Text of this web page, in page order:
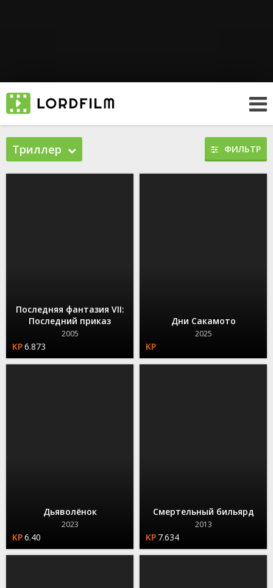
Триллер ФИЛЬТР
Последняя фантазия VII:
Последний приказ
2005
6.873
Дни Сакамото
2025
Дьяволёнок
2023
6.40
Смертельный бильярд
2013
7.634